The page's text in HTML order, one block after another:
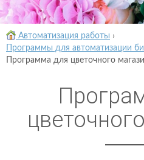
Автоматизация работы ›
Программы для автоматизации
Программа для цветочного